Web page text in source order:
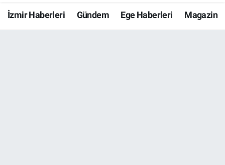
İzmir Haberleri Gündem Ege Haberleri Magazin
Resmi İlanlar